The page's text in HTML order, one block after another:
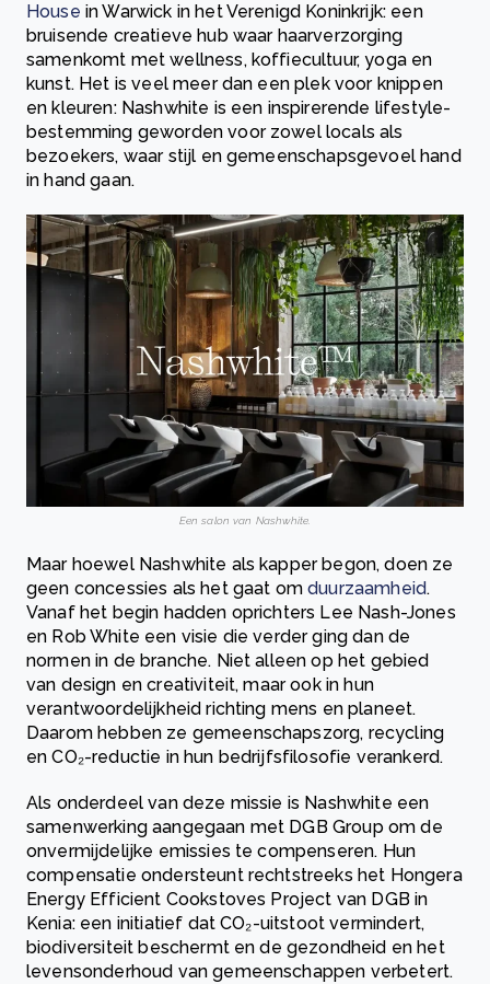
House in Warwick in het Verenigd Koninkrijk: een
bruisende creatieve hub waar haarverzorging
samenkomt met wellness, koffiecultuur, yoga en
kunst. Het is veel meer dan een plek voor knippen
en kleuren: Nashwhite is een inspirerende lifestyle-
bestemming geworden voor zowel locals als
bezoekers, waar stijl en gemeenschapsgevoel hand
in hand gaan.
Een salon van Nashwhite.
Maar hoewel Nashwhite als kapper begon, doen ze
geen concessies als het gaat omduurzaamheid.
Vanaf het begin hadden oprichters Lee Nash-Jones
en Rob White een visie die verder ging dan de
normen in de branche. Niet alleen op het gebied
van design en creativiteit, maar ook in hun
verantwoordelijkheid richting mens en planeet.
Daarom hebben ze gemeenschapszorg, recycling
en CO₂-reductie in hun bedrijfsfilosofie verankerd.
Als onderdeel van deze missie is Nashwhite een
samenwerking aangegaan met DGB Group om de
onvermijdelijke emissies te compenseren. Hun
compensatie ondersteunt rechtstreeks het Hongera
Energy Efficient Cookstoves Project van DGB in
Kenia: een initiatief dat CO₂-uitstoot vermindert,
biodiversiteit beschermt en de gezondheid en het
levensonderhoud van gemeenschappen verbetert.